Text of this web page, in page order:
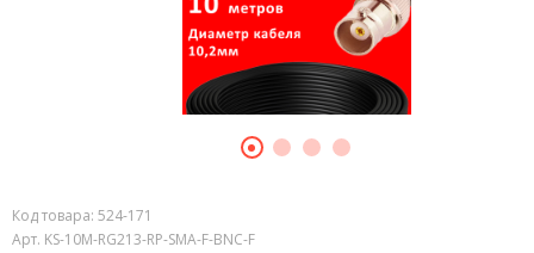
Код товара: 524-171
Арт. KS-10M-RG213-RP-SMA-F-BNC-F